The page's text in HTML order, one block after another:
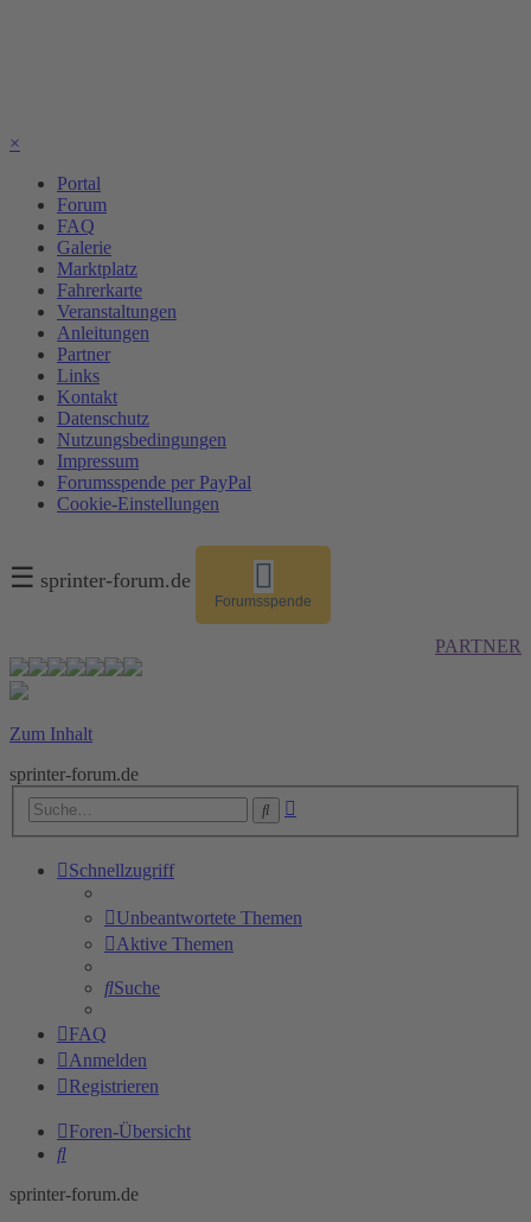
×
Portal
Forum
FAQ
Galerie
Marktplatz
Fahrerkarte
Veranstaltungen
Anleitungen
Partner
Links
Kontakt
Datenschutz
Nutzungsbedingungen
Impressum
Forumsspende per PayPal
Cookie-Einstellungen
☰ sprinter-forum.de
Forumsspende
PARTNER
Zum Inhalt
sprinter-forum.de
Suche
Schnellzugriff
Unbeantwortete Themen
Aktive Themen
Suche
FAQ
Anmelden
Registrieren
Foren-Übersicht
Suche
sprinter-forum.de